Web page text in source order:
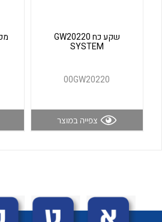
שקע כח GW20220
SYSTEM
00GW20220
צפייה במוצר